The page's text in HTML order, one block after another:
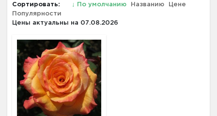
Сортировать: ↓ По умолчанию Названию
Цене
Популярности
Цены актуальны на 07.08.2026